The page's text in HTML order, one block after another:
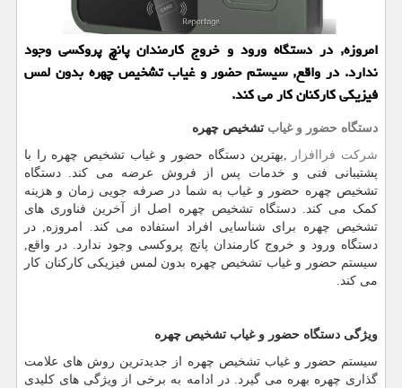
امروزه, در دستگاه ورود و خروج کارمندان پانچ پروکسی وجود
ندارد. در واقع, سیستم حضور و غیاب تشخیص چهره بدون لمس
فیزیکی کارکنان کار می کند.
دستگاه حضور و غیاب تشخیص چهره
شرکت فراافزار
,بهترین دستگاه حضور و غیاب تشخیص چهره را با
پشتیبانی فنی و خدمات پس از فروش عرضه می کند. دستگاه
تشخیص چهره حضور و غیاب به شما در صرفه جویی زمان و هزینه
کمک می کند. دستگاه تشخیص چهره اصل از آخرین فناوری های
تشخیص چهره برای شناسایی افراد استفاده می کند. امروزه, در
دستگاه ورود و خروج کارمندان پانچ پروکسی وجود ندارد. در واقع,
سیستم حضور و غیاب تشخیص چهره بدون لمس فیزیکی کارکنان کار
می کند.
ویژگی دستگاه حضور و غیاب تشخیص چهره
سیستم حضور و غیاب تشخیص چهره از جدیدترین روش های علامت
گذاری چهره بهره می گیرد. در ادامه به برخی از ویژگی های کلیدی